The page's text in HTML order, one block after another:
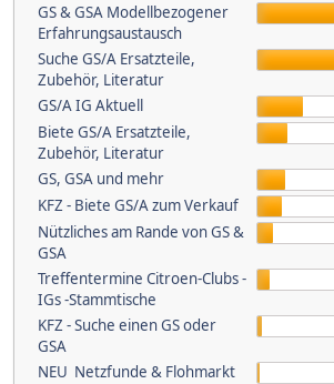
GS & GSA Modellbezogener
Erfahrungsaustausch
Suche GS/A Ersatzteile,
Zubehör, Literatur
GS/A IG Aktuell
Biete GS/A Ersatzteile,
Zubehör, Literatur
GS, GSA und mehr
KFZ - Biete GS/A zum Verkauf
Nützliches am Rande von GS &
GSA
Treffentermine Citroen-Clubs -
IGs -Stammtische
KFZ - Suche einen GS oder
GSA
NEU Netzfunde & Flohmarkt